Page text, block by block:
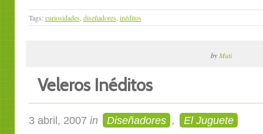
Tags: curiosidades, diseñadores, inéditos
byMuti
Veleros Inéditos
3 abril, 2007 in Diseñadores , El Juguete